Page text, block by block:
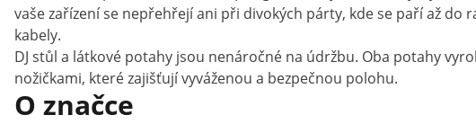
vaše zařízení se nepřehřejí ani při divokých párty, kde se paří až
kabely.
DJ stůl a látkové potahy jsou nenáročné na údržbu. Oba potahy
nožičkami, které zajišťují vyváženou a bezpečnou polohu.
O značce